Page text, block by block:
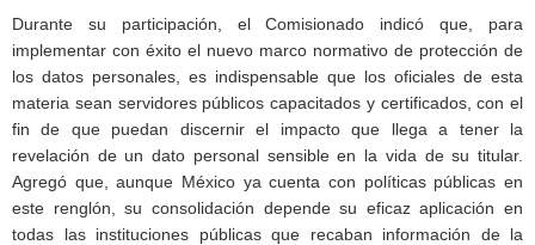
Durante su participación, el Comisionado indicó que, para
implementar con éxito el nuevo marco normativo de protección de
los datos personales, es indispensable que los oficiales de esta
materia sean servidores públicos capacitados y certificados, con el
fin de que puedan discernir el impacto que llega a tener la
revelación de un dato personal sensible en la vida de su titular.
Agregó que, aunque México ya cuenta con políticas públicas en
este renglón, su consolidación depende su eficaz aplicación en
todas las instituciones públicas que recaban información de la